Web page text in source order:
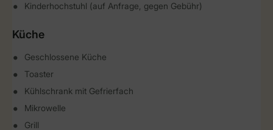
Kinderhochstuhl (auf Anfrage, gegen Gebühr)
Küche
Geschlossene Küche
Toaster
Kühlschrank mit Gefrierfach
Mikrowelle
Grill